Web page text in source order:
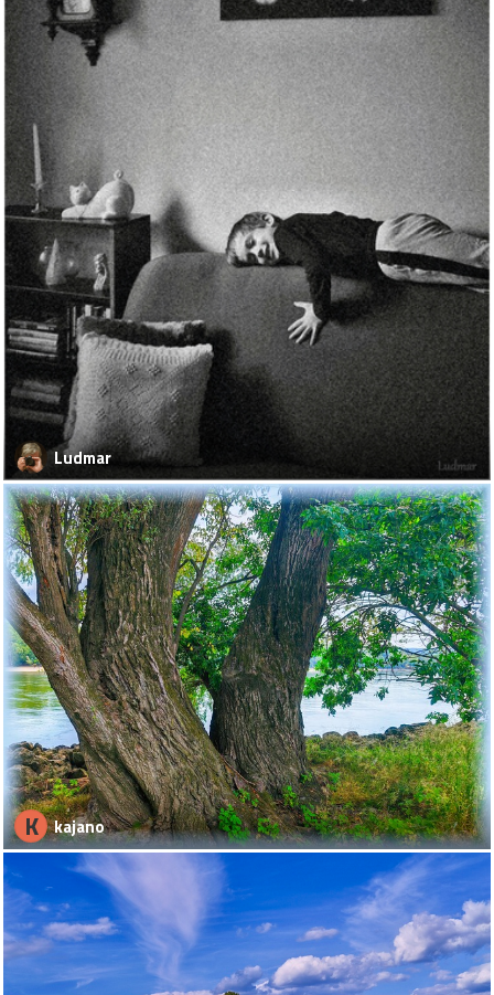
Ludmar
K kajano